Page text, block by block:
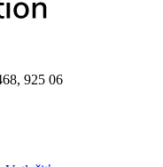
925 06